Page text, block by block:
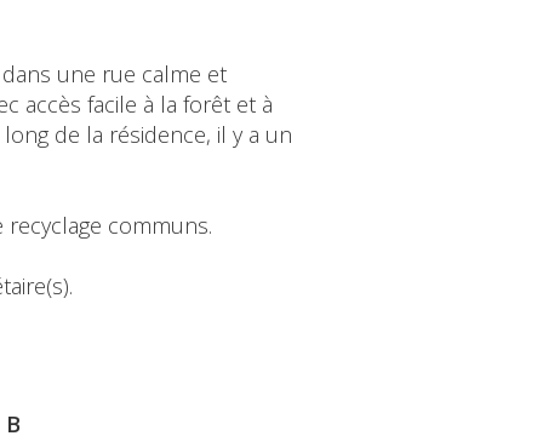
une rue calme et
accès facile à la forêt et à
de la résidence, il y a un
communs.
B